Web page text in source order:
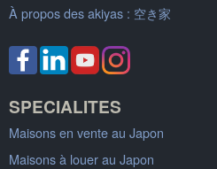
À propos des akiyas : 空き家
SPECIALITES
Maisons en vente au Japon
Maisons à louer au Japon